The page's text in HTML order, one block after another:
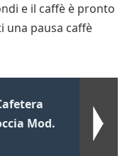
e il caffè è pronto
una pausa caffè
Mod.